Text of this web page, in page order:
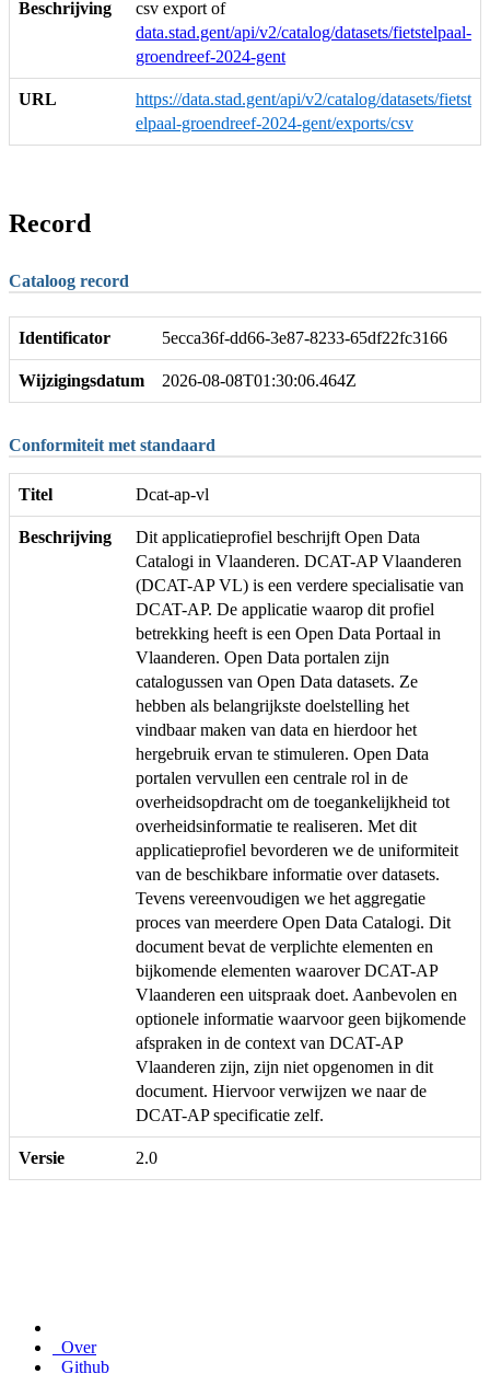
Beschrijving
csv export of
data.stad.gent/api/v2/catalog/datasets/fietstelpaal-
groendreef-2024-gent
URL
https://data.stad.gent/api/v2/catalog/datasets/fietst
elpaal-groendreef-2024-gent/exports/csv
Record
Cataloog record
Identificator 5ecca36f-dd66-3e87-8233-65df22fc3166
Wijzigingsdatum 2026-08-08T01:30:06.464Z
Conformiteit met standaard
Titel Dcat-ap-vl
Beschrijving
Dit applicatieprofiel beschrijft Open Data
Catalogi in Vlaanderen. DCAT-AP Vlaanderen
(DCAT-AP VL) is een verdere specialisatie van
DCAT-AP. De applicatie waarop dit profiel
betrekking heeft is een Open Data Portaal in
Vlaanderen. Open Data portalen zijn
catalogussen van Open Data datasets. Ze
hebben als belangrijkste doelstelling het
vindbaar maken van data en hierdoor het
hergebruik ervan te stimuleren. Open Data
portalen vervullen een centrale rol in de
overheidsopdracht om de toegankelijkheid tot
overheidsinformatie te realiseren. Met dit
applicatieprofiel bevorderen we de uniformiteit
van de beschikbare informatie over datasets.
Tevens vereenvoudigen we het aggregatie
proces van meerdere Open Data Catalogi. Dit
document bevat de verplichte elementen en
bijkomende elementen waarover DCAT-AP
Vlaanderen een uitspraak doet. Aanbevolen en
optionele informatie waarvoor geen bijkomende
afspraken in de context van DCAT-AP
Vlaanderen zijn, zijn niet opgenomen in dit
document. Hiervoor verwijzen we naar de
DCAT-AP specificatie zelf.
Versie 2.0
Over
Github